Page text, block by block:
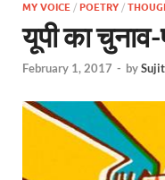
MY VOICE / POETRY /
यूपी का
February 1, 2017 - by